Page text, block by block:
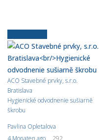
ACO Stavebné prvky, s.r.o.
Bratislava
Hygienické odvodnenie sušiarně
škrobu
Pavlina Opletalova
4 Monaten ago
292